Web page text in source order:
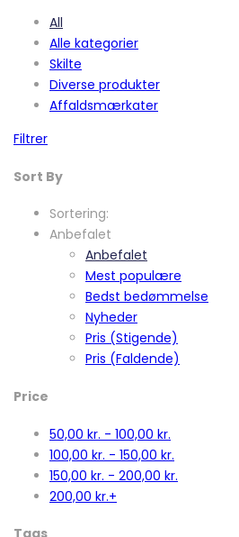
All
Alle kategorier
Skilte
Diverse produkter
Affaldsmærkater
Filtrer
Sort By
Sortering:
Anbefalet
Anbefalet
Mest populære
Bedst bedømmelse
Nyheder
Pris (Stigende)
Pris (Faldende)
Price
50,00 kr. - 100,00 kr.
100,00 kr. - 150,00 kr.
150,00 kr. - 200,00 kr.
200,00 kr.+